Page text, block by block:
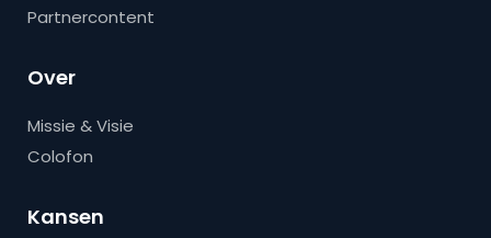
Partnercontent
Over
Missie & Visie
Colofon
Kansen